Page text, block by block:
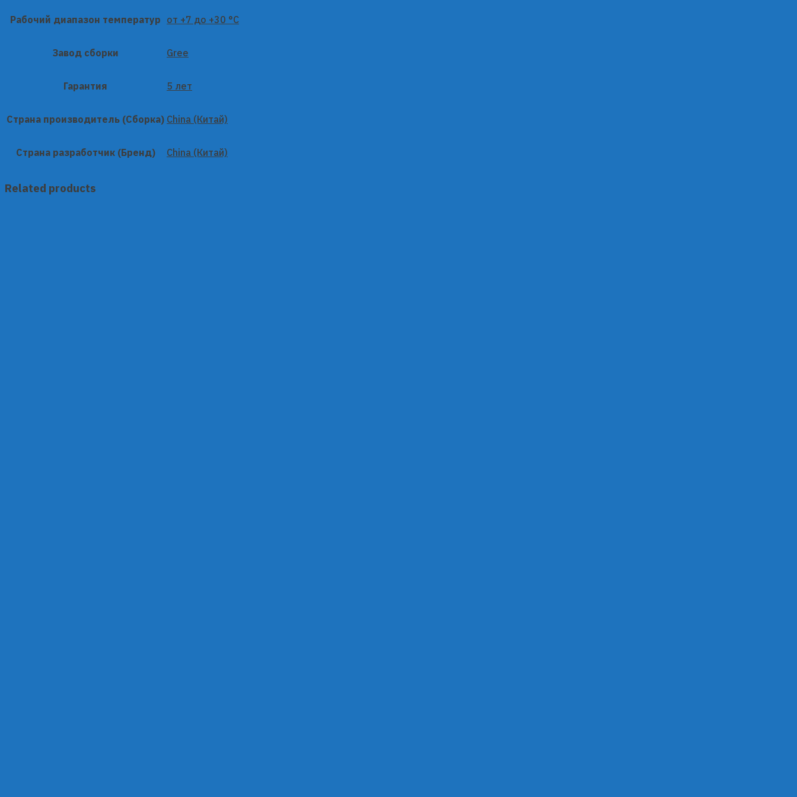
Рабочий диапазон температур от +7 до +30 °C
Завод сборки Gree
Гарантия 5 лет
Страна производитель (Сборка) China (Китай)
Страна разработчик (Бренд) China (Китай)
Related products